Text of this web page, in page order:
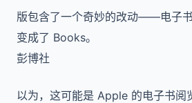
版包含了一个奇妙的改动——电子
变成了 Books。
彭博社
以为，这可能是 Apple 的电子书阅